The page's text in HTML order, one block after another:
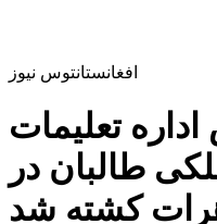
افغانستانتوس نیوز
تعليمات
طالبان در